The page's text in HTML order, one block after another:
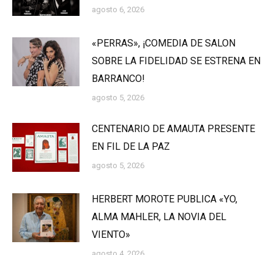
agosto 6, 2026
«PERRAS», ¡COMEDIA DE SALON
SOBRE LA FIDELIDAD SE ESTRENA EN
BARRANCO!
agosto 5, 2026
CENTENARIO DE AMAUTA PRESENTE
EN FIL DE LA PAZ
agosto 5, 2026
HERBERT MOROTE PUBLICA «YO,
ALMA MAHLER, LA NOVIA DEL
VIENTO»